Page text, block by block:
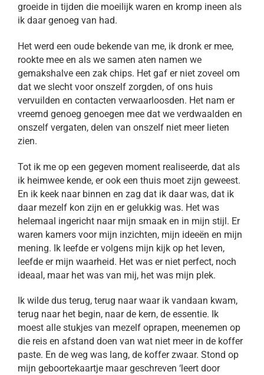
groeide in tijden die moeilijk waren en kromp ineen als
ik daar genoeg van had.
Het werd een oude bekende van me, ik dronk er mee,
rookte mee en als we samen aten namen we
gemakshalve een zak chips. Het gaf er niet zoveel om
dat we slecht voor onszelf zorgden, of ons huis
vervuilden en contacten verwaarloosden. Het nam er
vreemd genoeg genoegen mee dat we verdwaalden en
onszelf vergaten, delen van onszelf niet meer lieten
zien.
Tot ik me op een gegeven moment realiseerde, dat als
ik heimwee kende, er ook een thuis moet zijn geweest.
En ik keek naar binnen en zag dat ik daar was, dat ik
daar mezelf kon zijn en er gelukkig was. Het was
helemaal ingericht naar mijn smaak en in mijn stijl. Er
waren kamers voor mijn inzichten, mijn ideeën en mijn
mening. Ik leefde er volgens mijn kijk op het leven,
leefde er mijn waarheid. Het was er niet perfect, noch
ideaal, maar het was van mij, het was mijn plek.
Ik wilde dus terug, terug naar waar ik vandaan kwam,
terug naar het begin, naar de kern, de essentie. Ik
moest alle stukjes van mezelf oprapen, meenemen op
die reis en afstand doen van wat niet meer in de koffer
paste. En de weg was lang, de koffer zwaar. Stond op
mijn geboortekaartje maar geschreven ‘leert door